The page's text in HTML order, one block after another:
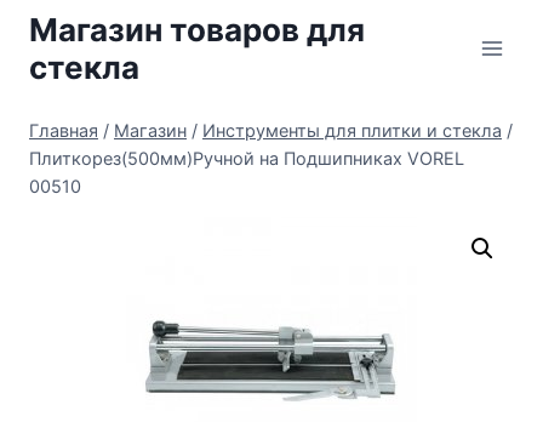
Перейти
содержимому
Магазин товаров для
стекла
Главная / Магазин / Инструменты для плитки и стекла /
Плиткорез(500мм)Ручной на Подшипниках VOREL
00510